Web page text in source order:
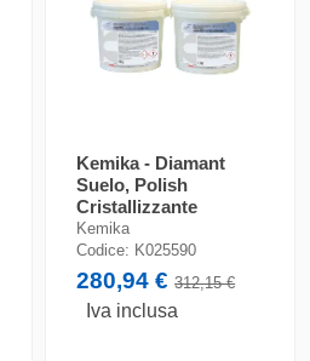
Kemika - Diamant
Suelo, Polish
Cristallizzante
Bicomponente per
Marmo
Kemika
Codice: K025590
280,94 €312,15 €
Iva inclusa